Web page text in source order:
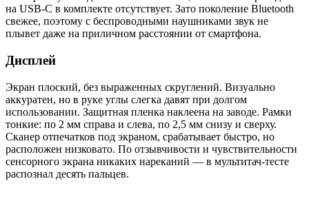
на USB-C в комплекте отсутствует. Зато поколение Bluetooth
свежее, поэтому с беспроводными наушниками звук не
плывет даже на приличном расстоянии от смартфона.
Дисплей
Экран плоский, без выраженных скруглений. Визуально
аккуратен, но в руке углы слегка давят при долгом
использовании. Защитная пленка наклеена на заводе. Рамки
тонкие: по 2 мм справа и слева, по 2,5 мм снизу и сверху.
Сканер отпечатков под экраном, срабатывает быстро, но
расположен низковато. По отзывчивости и чувствительности
сенсорного экрана никаких нареканий — в мультитач-тесте
распознал десять пальцев.